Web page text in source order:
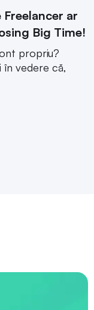
ar
Big Time!
propriu?
în vedere că,